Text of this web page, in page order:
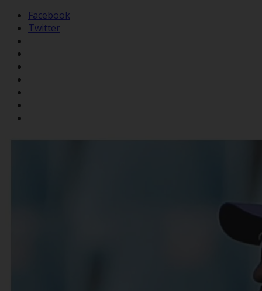
Facebook
Twitter